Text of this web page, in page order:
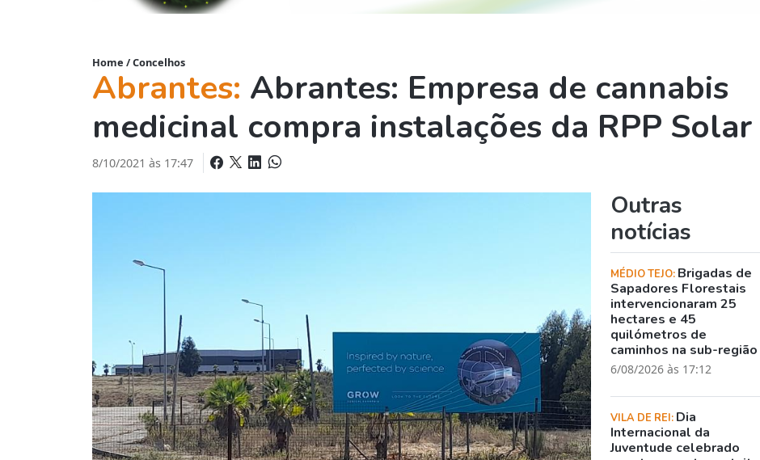
Home /Concelhos
Abrantes: Abrantes: Empresa de cannabis
medicinal compra instalações da RPP Solar
8/10/2021 às 17:47
Outras
notícias
MÉDIO TEJO: Brigadas de
Sapadores Florestais
intervencionaram 25
hectares e 45
quilómetros de
caminhos na sub-região
6/08/2026 às 17:12
VILA DE REI: Dia
Internacional da
Juventude celebrado